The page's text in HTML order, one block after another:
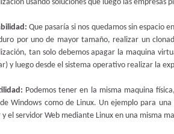
usando soluciones que luego las empresas
Que pasaría si nos quedamos sin espacio
por uno de mayor tamaño, realizar un
tan solo debemos apagar la maquina
y luego desde el sistema operativo realizar la
Podemos tener en la misma maquina
Windows como de Linux. Un ejemplo para
y el servidor Web mediante Linux en una misma